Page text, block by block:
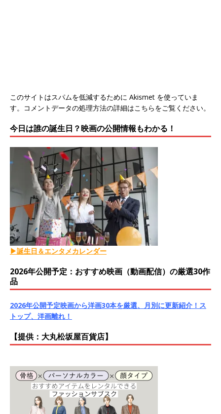
このサイトはスパムを低減するために Akismet を使っていま
す。 コメントデータの処理方法の詳細はこちらをご覧ください。
今日は誰の誕生日？映画の公開情報もわかる！
▶誕生日＆エンタメカレンダー
2026年公開予定：おすすめ映画（動画配信）の厳選30作
品
2026年公開予定映画から洋画30本を厳選、月別に更新紹介！ス
トップ、洋画離れ！
【提供：大丸松坂屋百貨店】